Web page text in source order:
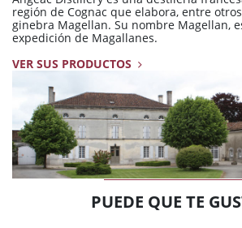
región de Cognac que elabora, entre
ginebra Magellan. Su nombre Magellan,
expedición de Magallanes.
VER SUS PRODUCTOS
PUEDE QUE TE